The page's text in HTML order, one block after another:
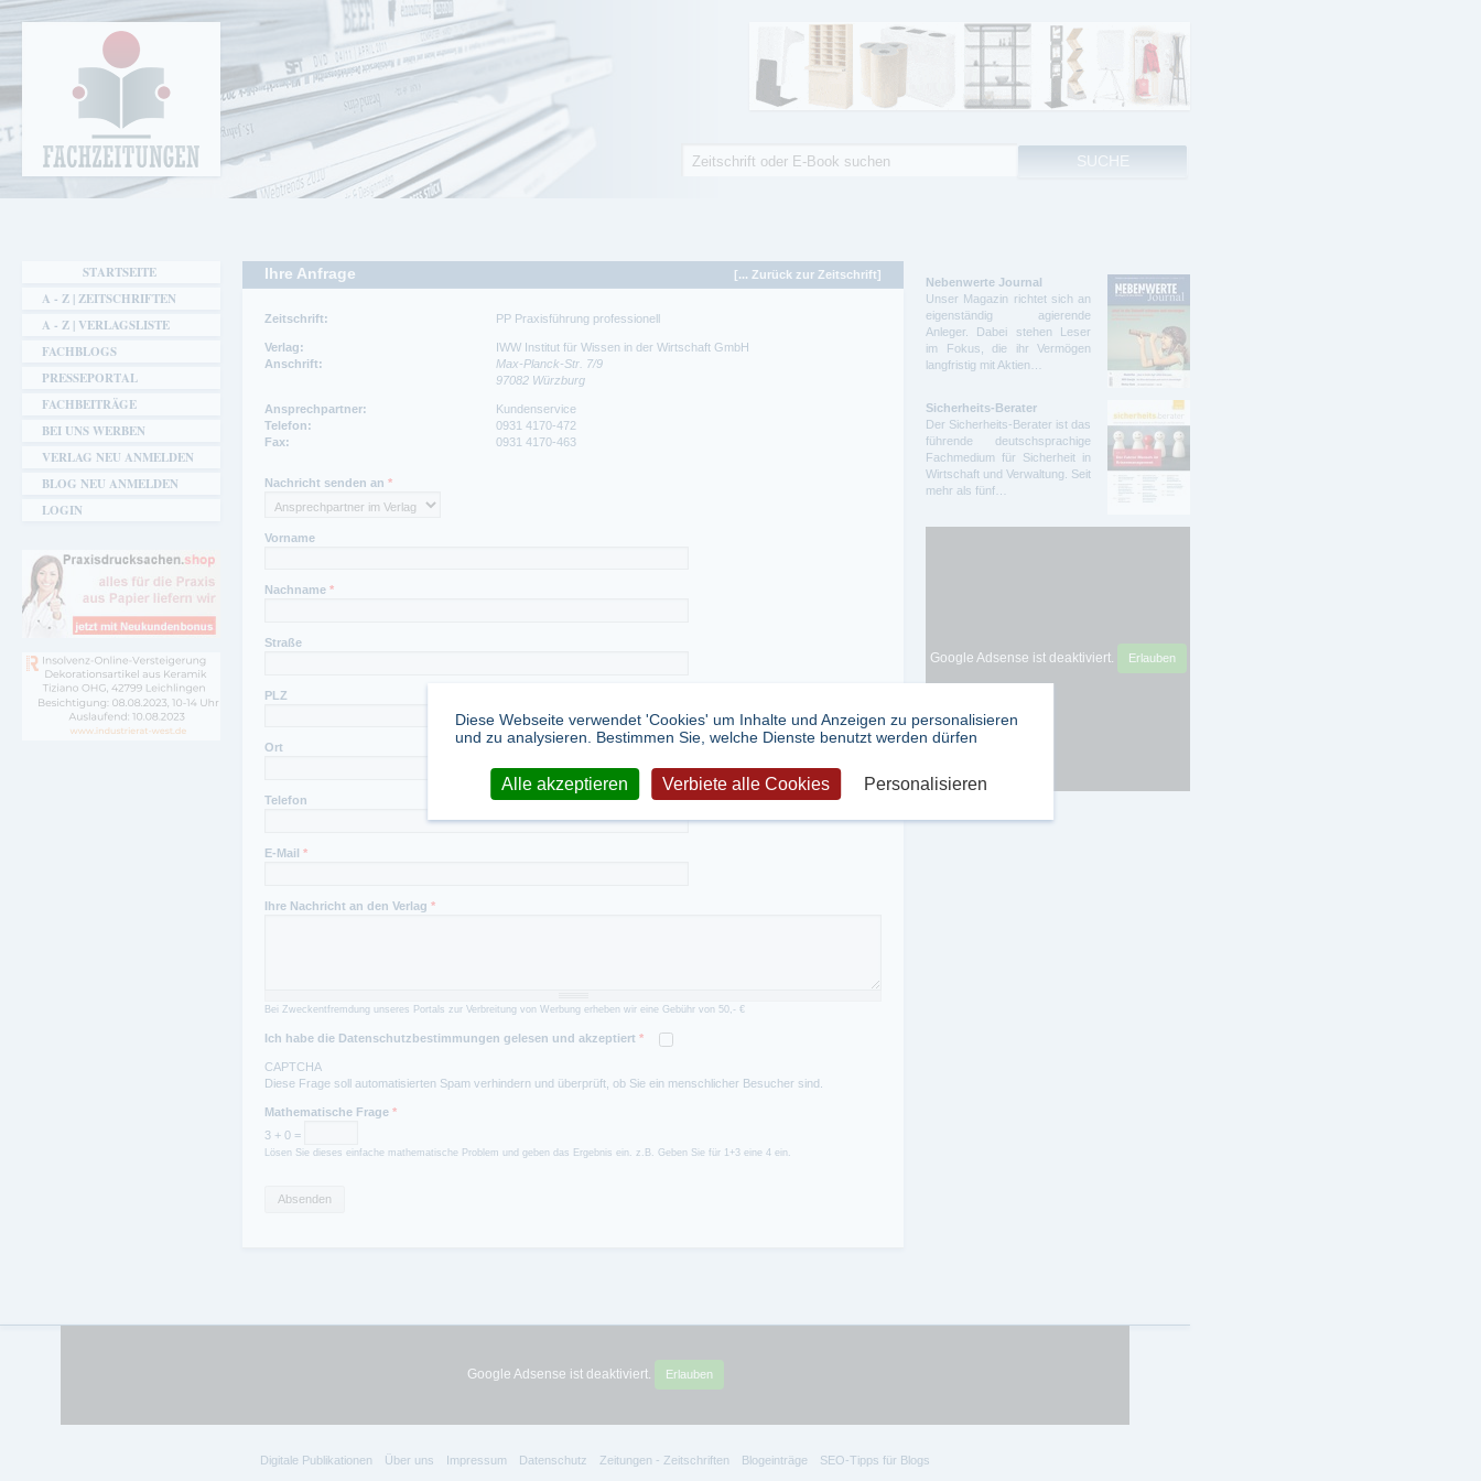
Fachzeitungen.de - Das unabhängige Portal
für Fachmagazine Fachpublikationen &
eBooks
Ihre Anfrage [... Zurück zur Zeitschrift]
Zeitschrift: PP Praxisführung professionell
Verlag:
IWW Institut für Wissen in der Wirtschaft GmbH
Anschrift:
Max-Planck-Str. 7/9
97082 Würzburg
Ansprechpartner:
Kundenservice
Telefon:
0931 4170-472
Fax:
0931 4170-463
Telefon Redaktion:
02596 922-0
02596 922-99
Nachricht senden an *
Vorname
Nachname *
Straße
PLZ
Ort
Telefon
E-Mail *
Ihre Nachricht an den Verlag *
Bei Zweckentfremdung unseres Portals zur Verbreitung von Werbung erheben wir eine Gebühr von 50,- €
Ich habe die Datenschutzbestimmungen gelesen und akzeptiert *
CAPTCHA
Diese Frage soll automatisierten Spam verhindern und überprüft, ob Sie ein menschlicher Besucher sind.
Mathematische Frage *
3 + 0 =
Lösen Sie dieses einfache mathematische Problem und geben das Ergebnis ein. z.B. Geben Sie für 1+3 eine 4 ein.
STARTSEITE
A - Z | ZEITSCHRIFTEN
A - Z | VERLAGSLISTE
FACHBLOGS
PRESSEPORTAL
FACHBEITRÄGE
BEI UNS WERBEN
VERLAG NEU ANMELDEN
BLOG NEU ANMELDEN
LOGIN
Nebenwerte Journal
Unser Magazin richtet sich an
eigenständig agierende
Anleger. Dabei stehen Leser
im Fokus, die ihr Vermögen
langfristig mit Aktien…
Sicherheits-Berater
Der Sicherheits-Berater ist das
führende deutschsprachige
Fachmedium für Sicherheit in
Wirtschaft und Verwaltung. Seit
mehr als fünf…
Google Adsense ist deaktiviert. Erlauben
Suchformular
Google Adsense ist deaktiviert. Erlauben
Digitale Publikationen Über uns Impressum Datenschutz Zeitungen - Zeitschriften Blogeinträge SEO-Tipps für Blogs
Diese Webseite verwendet 'Cookies' um Inhalte und Anzeigen zu personalisieren
und zu analysieren. Bestimmen Sie, welche Dienste benutzt werden dürfen
Alle akzeptieren Verbiete alle Cookies Personalisieren